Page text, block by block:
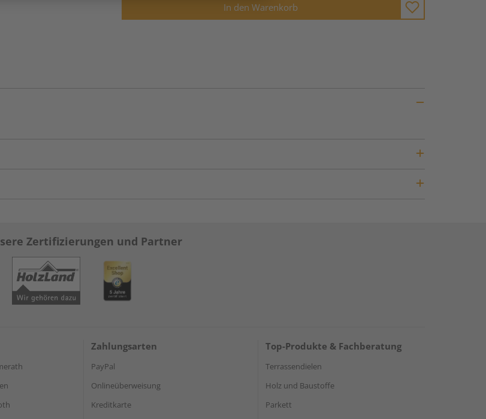
In den Warenkorb
Zertifizierungen und Partner
Zahlungsarten
PayPal
Onlineüberweisung
Kreditkarte
Top-Produkte & Fachberatung
Terrassendielen
Holz und Baustoffe
Parkett